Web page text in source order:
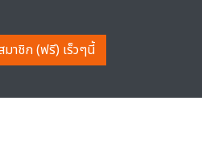
าชิก (ฟรี) เร็วๆนี้